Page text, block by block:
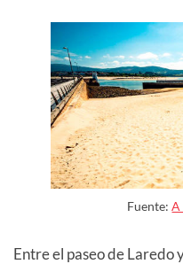
Fuente:A
Entre el paseo de Laredo